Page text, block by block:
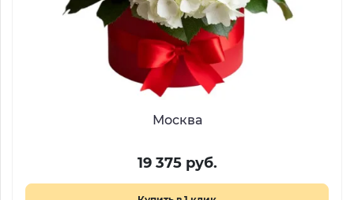
Москва
19 375 руб.